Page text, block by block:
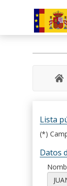
Lista
(*)
Datos